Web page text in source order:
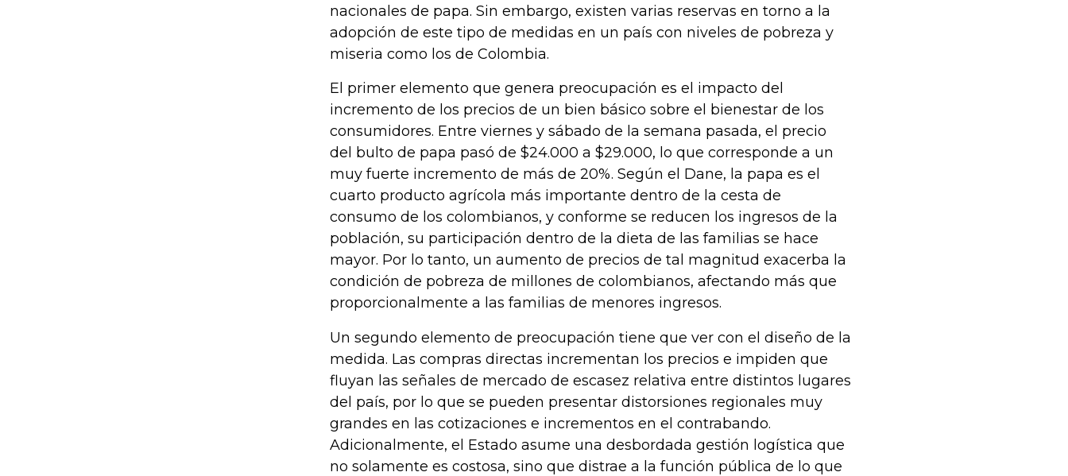
nacionales de papa. Sin embargo, existen varias reservas en torno a la
adopción de este tipo de medidas en un país con niveles de pobreza y
miseria como los de Colombia.
El primer elemento que genera preocupación es el impacto del
incremento de los precios de un bien básico sobre el bienestar de los
consumidores. Entre viernes y sábado de la semana pasada, el precio
del bulto de papa pasó de $24.000 a $29.000, lo que corresponde a un
muy fuerte incremento de más de 20%. Según el Dane, la papa es el
cuarto producto agrícola más importante dentro de la cesta de
consumo de los colombianos, y conforme se reducen los ingresos de la
población, su participación dentro de la dieta de las familias se hace
mayor. Por lo tanto, un aumento de precios de tal magnitud exacerba la
condición de pobreza de millones de colombianos, afectando más que
proporcionalmente a las familias de menores ingresos.
Un segundo elemento de preocupación tiene que ver con el diseño de la
medida. Las compras directas incrementan los precios e impiden que
fluyan las señales de mercado de escasez relativa entre distintos lugares
del país, por lo que se pueden presentar distorsiones regionales muy
grandes en las cotizaciones e incrementos en el contrabando.
Adicionalmente, el Estado asume una desbordada gestión logística que
no solamente es costosa, sino que distrae a la función pública de lo que